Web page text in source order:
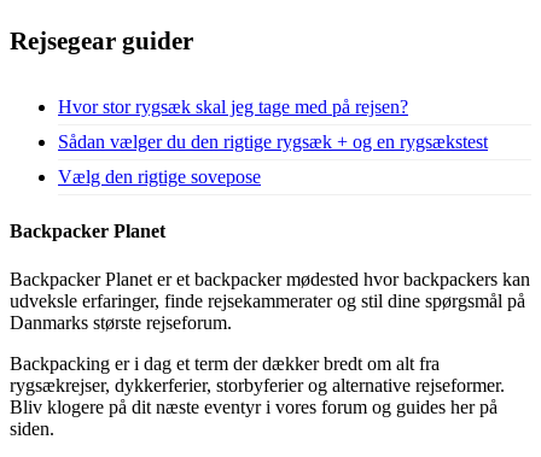
Rejsegear guider
Hvor stor rygsæk skal jeg tage med på rejsen?
Sådan vælger du den rigtige rygsæk + og en rygsækstest
Vælg den rigtige sovepose
Backpacker Planet
Backpacker Planet er et backpacker mødested hvor backpackers kan
udveksle erfaringer, finde rejsekammerater og stil dine spørgsmål på
Danmarks største rejseforum.
Backpacking er i dag et term der dækker bredt om alt fra
rygsækrejser, dykkerferier, storbyferier og alternative rejseformer.
Bliv klogere på dit næste eventyr i vores forum og guides her på
siden.